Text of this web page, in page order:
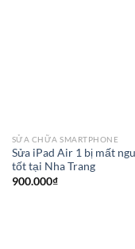
SỬA CHỮA SMARTPHONE
Sửa iPad Air 1 bị mất
tốt tại Nha Trang
900.000₫